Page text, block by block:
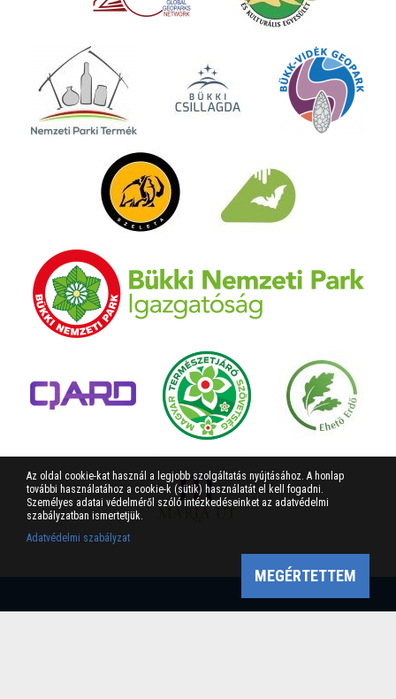
Az oldal cookie-kat használ a legjobb szolgáltatás nyújtásához. A honlap
további használatához a cookie-k (sütik) használatát el kell fogadni.
Személyes adatai védelméről szóló intézkedéseinket az adatvédelmi
szabályzatban ismertetjük.
Adatvédelmi szabályzat
MEGÉRTETTEM